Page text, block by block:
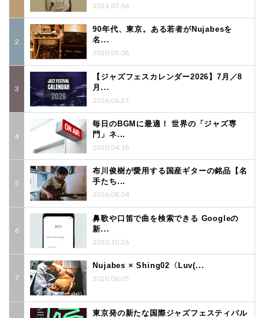
2021.07.06
90年代、東京。ある若者がNujabesを
名...
2020.05.08
【ジャズフェスカレンダー2026】7月／8
月...
2026.06.27
毎日のBGMに最適！ 世界の「ジャズ専
門」ネ...
2020.04.18
布川俊樹が愛用する国産ギターの銘品【名
手たち...
2026.08.04
鼻歌や口笛で曲を検索できる Googleの
新...
2020.10.26
Nujabes × Shing02〈Luv(...
2020.06.05
東京発の新たな国際ジャズフェスティバル